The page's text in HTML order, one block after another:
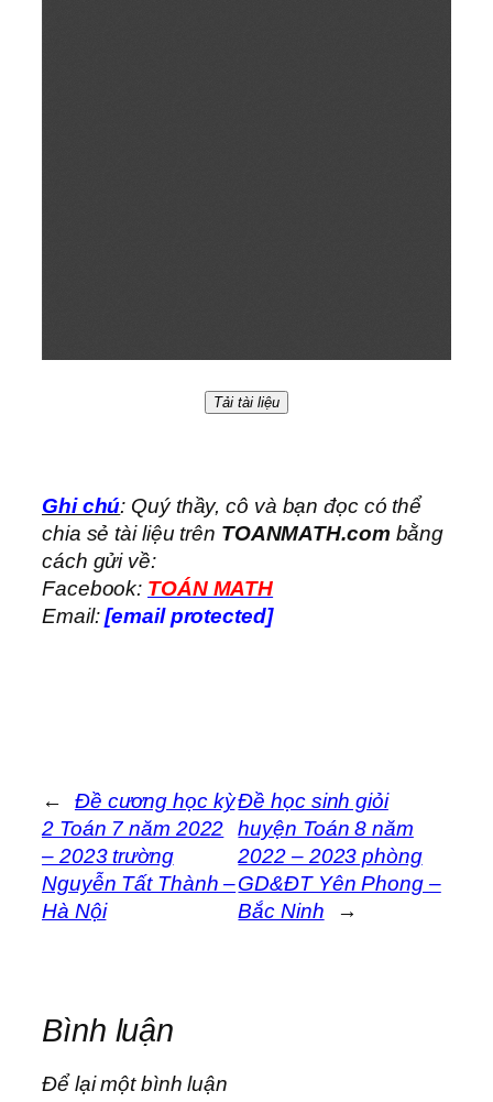
Tải tài liệu
Ghi chú: Quý thầy, cô và bạn đọc có thể
chia sẻ tài liệu trên TOANMATH.com bằng
cách gửi về:
Facebook: TOÁN MATH
Email:[email protected]
←
Đề cương học kỳ
2 Toán 7 năm 2022
– 2023 trường
Nguyễn Tất Thành –
Hà Nội
Đề học sinh giỏi
huyện Toán 8 năm
2022 – 2023 phòng
GD&ĐT Yên Phong –
Bắc Ninh
→
Bình luận
Để lại một bình luận